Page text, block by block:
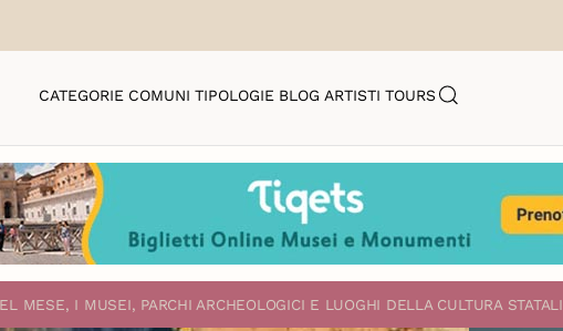
CATEGORIE COMUNI TIPOLOGIE BLOG ARTISTI TOURS
MESE, I MUSEI, PARCHI ARCHEOLOGICI E LUOGHI DELLA CULTURA STATALI